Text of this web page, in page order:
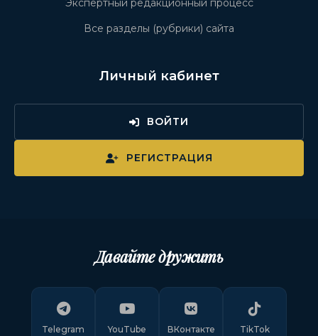
Экспертный редакционный процесс
Все разделы (рубрики) сайта
Личный кабинет
ВОЙТИ
РЕГИСТРАЦИЯ
Давайте дружить
Telegram YouTube ВКонтакте TikTok